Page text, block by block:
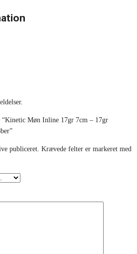
Møn Inline 17gr 7cm – 17gr
publiceret. Krævede felter er markeret med